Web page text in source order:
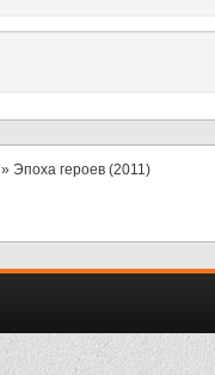
» Эпоха героев (2011)